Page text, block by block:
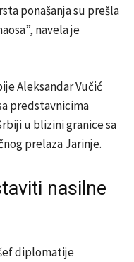
ponašanja su prešla
navela je
Aleksandar Vučić
predstavnicima
u blizini granice sa
prelaza Jarinje.
nasilne
diplomatije